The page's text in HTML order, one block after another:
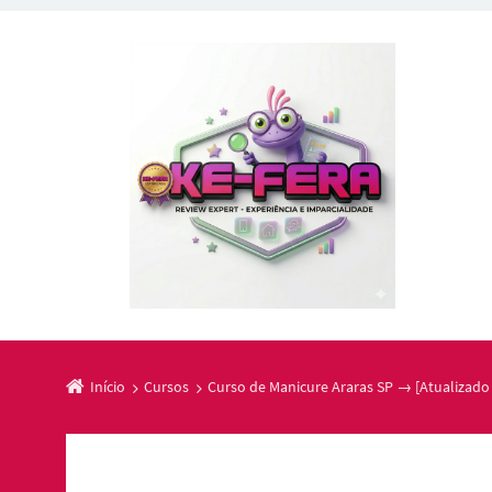
Início Cursos Curso de Manicure Araras SP → [Atualizado